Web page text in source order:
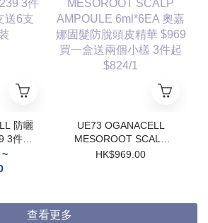
6支
~
UE73 OGANACELL
MESOROOT SCALP
AMPOULE 6ml*6EA 奧
HK$969.00
查看更多